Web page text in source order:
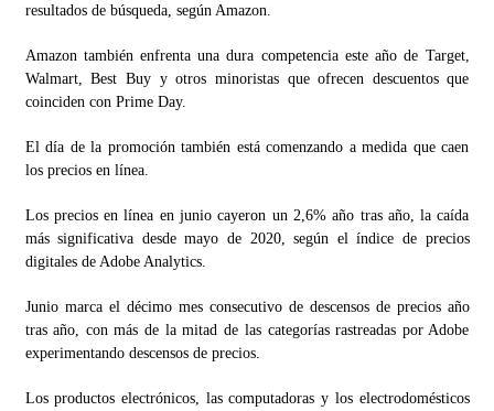
resultados de búsqueda, según Amazon.
Amazon también enfrenta una dura competencia este año de Target,
Walmart, Best Buy y otros minoristas que ofrecen descuentos que
coinciden con Prime Day.
El día de la promoción también está comenzando a medida que caen
los precios en línea.
Los precios en línea en junio cayeron un 2,6% año tras año, la caída
más significativa desde mayo de 2020, según el índice de precios
digitales de Adobe Analytics.
Junio ​​marca el décimo mes consecutivo de descensos de precios año
tras año, con más de la mitad de las categorías rastreadas por Adobe
experimentando descensos de precios.
Los productos electrónicos, las computadoras y los electrodomésticos